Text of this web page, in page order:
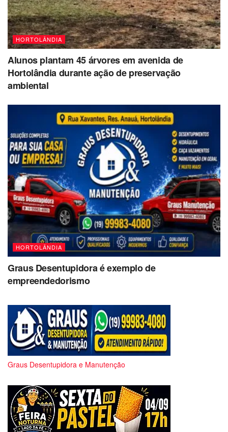
HORTOLÂNDIA
Alunos plantam 45 árvores em avenida de
Hortolândia durante ação de preservação
ambiental
HORTOLÂNDIA
Graus Desentupidora é exemplo de
empreendedorismo
Graus Desentupidora e Manutenção